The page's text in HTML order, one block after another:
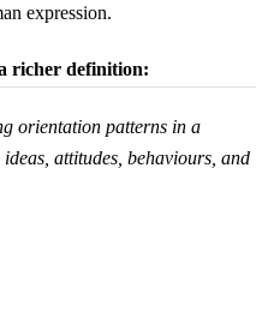
expression.
richer definition:
orientation patterns in a
attitudes, behaviours, and